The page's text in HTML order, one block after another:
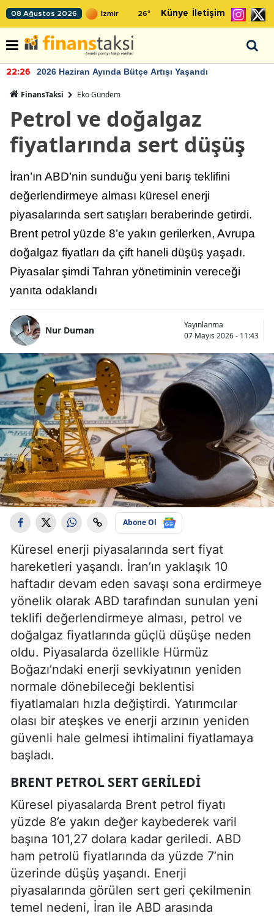
08 Ağustos 2026 26° Künye İletişim
22:26 2026 Haziran Ayında Bütçe Artışı Yaşandı
FinansTaksi Eko Gündem
Petrol ve doğalgaz
fiyatlarında sert düşüş
İran’ın ABD’nin sunduğu yeni barış teklifini
değerlendirmeye alması küresel enerji
piyasalarında sert satışları beraberinde getirdi.
Brent petrol yüzde 8’e yakın gerilerken, Avrupa
doğalgaz fiyatları da çift haneli düşüş yaşadı.
Piyasalar şimdi Tahran yönetiminin vereceği
yanıta odaklandı
Nur Duman
Yayınlanma
07 Mayıs 2026 - 11:43
Abone Ol
Küresel enerji piyasalarında sert fiyat
hareketleri yaşandı. İran’ın yaklaşık 10
haftadır devam eden savaşı sona erdirmeye
yönelik olarak ABD tarafından sunulan yeni
teklifi değerlendirmeye alması, petrol ve
doğalgaz fiyatlarında güçlü düşüşe neden
oldu. Piyasalarda özellikle Hürmüz
Boğazı’ndaki enerji sevkiyatının yeniden
normale dönebileceği beklentisi
fiyatlamaları hızla değiştirdi. Yatırımcılar
olası bir ateşkes ve enerji arzının yeniden
güvenli hale gelmesi ihtimalini fiyatlamaya
başladı.
BRENT PETROL SERT GERILEDI
Küresel piyasalarda Brent petrol fiyatı
yüzde 8’e yakın değer kaybederek varil
başına 101,27 dolara kadar geriledi. ABD
ham petrolü fiyatlarında da yüzde 7’nin
üzerinde düşüş yaşandı. Enerji
piyasalarında görülen sert geri çekilmenin
temel nedeni, İran ile ABD arasında